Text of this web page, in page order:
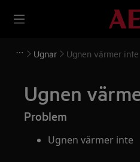
Ugnar Ugnen värmer inte
Ugnen
Problem
Ugnen värmer inte